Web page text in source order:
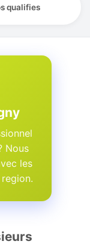
qualifies
Nous
les